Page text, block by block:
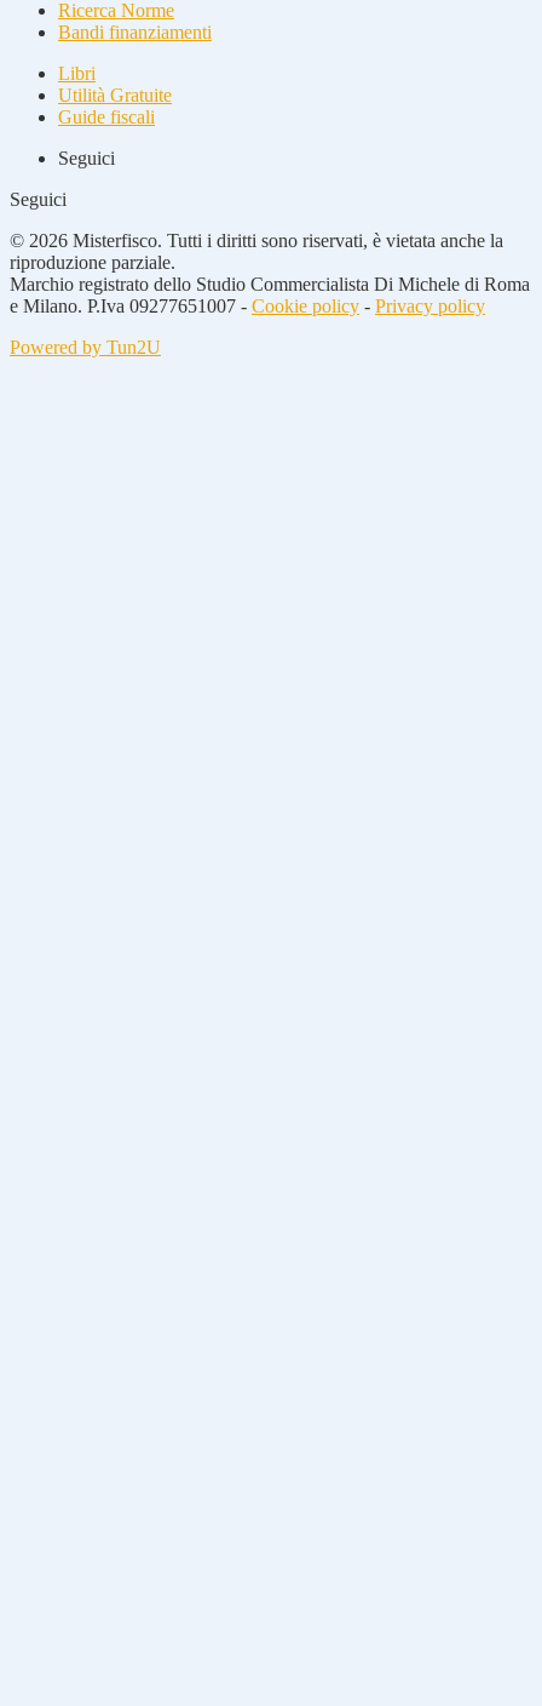
Ricerca Norme
Bandi finanziamenti
Libri
Utilità Gratuite
Guide fiscali
Seguici
Seguici
© 2026 Misterfisco. Tutti i diritti sono riservati, è vietata anche la
riproduzione parziale.
Marchio registrato dello Studio Commercialista Di Michele di Roma
e Milano. P.Iva 09277651007 - Cookie policy - Privacy policy
Powered by Tun2U